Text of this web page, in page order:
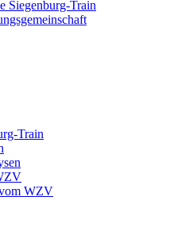
Siegenburg-Train
Train
WZV